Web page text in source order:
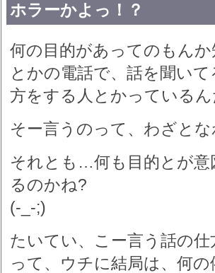
ホラーかよっ！？
何の目的があってのもん
とかの電話で、話を聞い
方をする人とかっている
そー言うのって、わざと
それとも…何も目的とが意
るのかね?
(-_-;)
たいてい、こー言う話の
って、ウチに結局は、何